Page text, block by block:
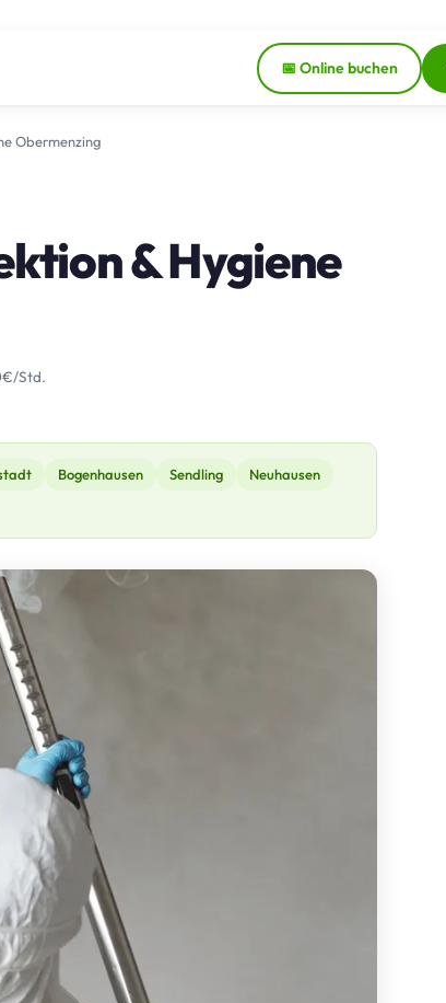
📅 Online buchen
Obermenzing
& Hygiene
Std.
Bogenhausen Sendling
Neuhausen